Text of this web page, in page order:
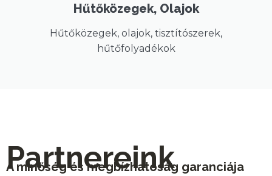
Hűtőközegek, Olajok
Hűtőközegek, olajok, tisztítószerek,
hűtőfolyadékok
Partnereink
A minőség és megbízhatóság garanciája